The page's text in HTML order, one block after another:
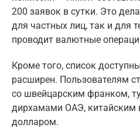
200 заявок в сутки. Это
для частных лиц, так и для
проводит валютные
Кроме того, список
расширен. Пользователям
со швейцарским франком,
дирхамами ОАЭ, китайским
долларом.